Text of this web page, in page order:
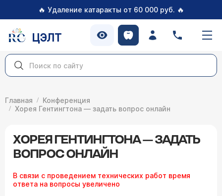
🔥 Удаление катаракты от 60 000 руб. 🔥
ЦЭЛТ
Главная
Конференция
Хорея Гентингтона — задать вопрос онлайн
ХОРЕЯ ГЕНТИНГТОНА — ЗАДАТЬ
ВОПРОС ОНЛАЙН
В связи с проведением технических работ время
ответа на вопросы увеличено